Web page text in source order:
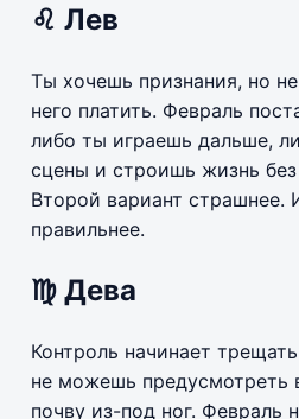
♌ Лев
Ты хочешь признания, но
него платить. Февраль
либо ты играешь дальше,
сцены и строишь жизнь без
Второй вариант
правильнее.
♍ Дева
Контроль начинает
не можешь предусмотреть
почву из-под ног. Февраль